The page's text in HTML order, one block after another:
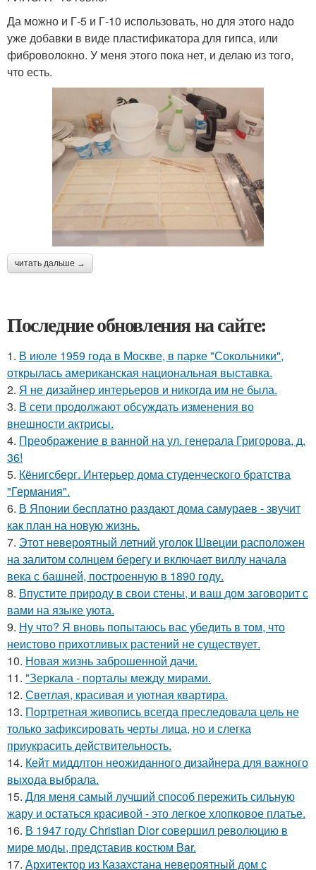
Да можно и Г-5 и Г-10 использовать, но для этого надо
уже добавки в виде пластификатора для гипса, или
фиброволокно. У меня этого пока нет, и делаю из того,
что есть.
читать дальше →
Последние обновления на сайте:
1. В июле 1959 года в Москве, в парке "Сокольники",
открылась американская национальная выставка.
2. Я не дизайнер интерьеров и никогда им не была.
3. В сети продолжают обсуждать изменения во
внешности актрисы.
4. Преображение в ванной на ул. генерала Григорова, д.
36!
5. Кёнигсберг. Интерьер дома студенческого братства
"Германия".
6. В Японии бесплатно раздают дома самураев - звучит
как план на новую жизнь.
7. Этот невероятный летний уголок Швеции расположен
на залитом солнцем берегу и включает виллу начала
века с башней, построенную в 1890 году.
8. Впустите природу в свои стены, и ваш дом заговорит с
вами на языке уюта.
9. Ну что? Я вновь попытаюсь вас убедить в том, что
неистово прихотливых растений не существует.
10. Новая жизнь заброшенной дачи.
11. "Зеркала - порталы между мирами.
12. Светлая, красивая и уютная квартира.
13. Портретная живопись всегда преследовала цель не
только зафиксировать черты лица, но и слегка
приукрасить действительность.
14. Кейт миддлтон неожиданного дизайнера для важного
выхода выбрала.
15. Для меня самый лучший способ пережить сильную
жару и остаться красивой - это легкое хлопковое платье.
16. В 1947 году Christian Dior совершил революцию в
мире моды, представив костюм Bar.
17. Архитектор из Казахстана невероятный дом с